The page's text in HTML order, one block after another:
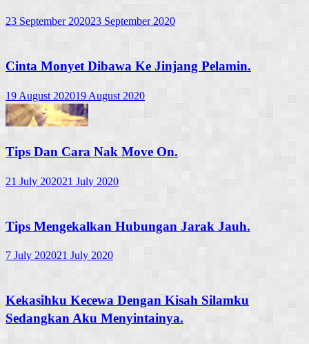
23 September 202023 September 2020
Cinta Monyet Dibawa Ke Jinjang Pelamin.
19 August 202019 August 2020
Tips Dan Cara Nak Move On.
21 July 202021 July 2020
Tips Mengekalkan Hubungan Jarak Jauh.
7 July 202021 July 2020
Kekasihku Kecewa Dengan Kisah Silamku
Sedangkan Aku Menyintainya.